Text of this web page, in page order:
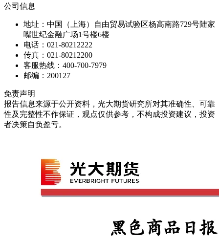
公司信息
地址：中国（上海）自由贸易试验区杨高南路729号陆家
嘴世纪金融广场1号楼6楼
电话：021-80212222
传真：021-80212200
客服热线：400-700-7979
邮编：200127
免责声明
报告信息来源于公开资料，光大期货研究所对其准确性、可靠
性及完整性不作保证，观点仅供参考，不构成投资建议，投资
者决策自负盈亏。